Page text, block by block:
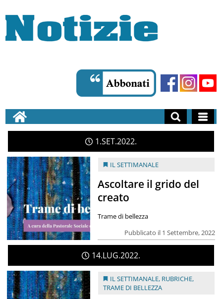
1 SET2022
IL SETTIMANALE
Ascoltare il grido del
creato
Pubblicato il 1 Settembre, 2022
Trame di bellezza
14 LUG 2022
IL SETTIMANALE, RUBRICHE,
TRAME DI BELLEZZA